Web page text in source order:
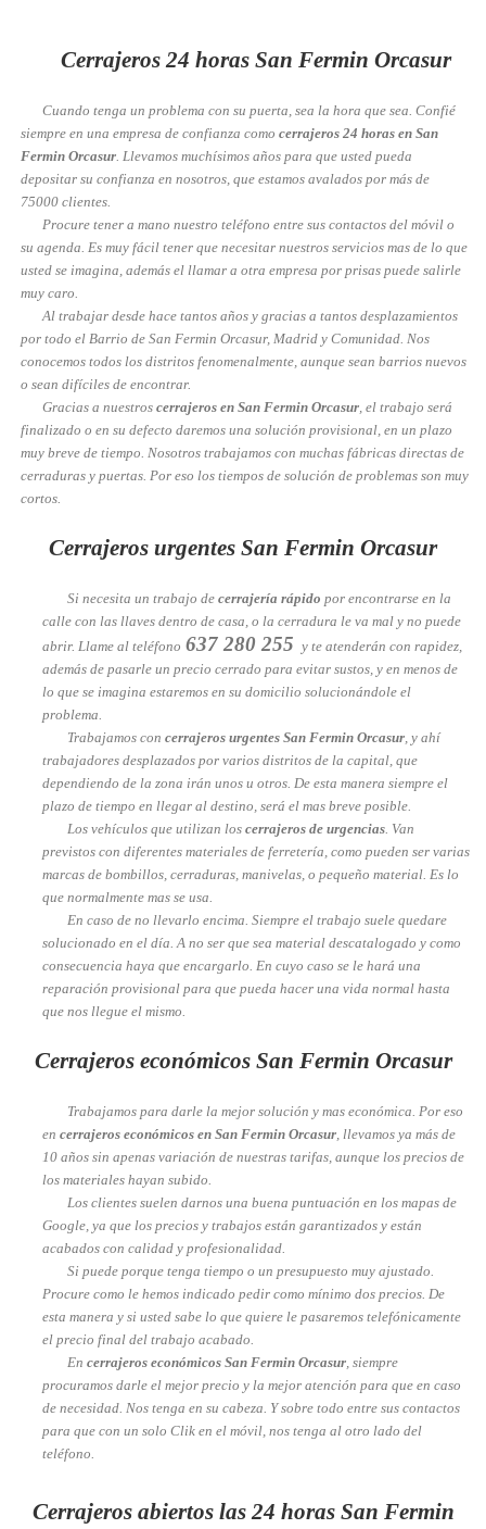
Cerrajeros 24 horas San Fermin Orcasur
Cuando tenga un problema con su puerta, sea la hora que sea. Confié
siempre en una empresa de confianza como cerrajeros 24 horas en San
Fermin Orcasur. Llevamos muchísimos años para que usted pueda
depositar su confianza en nosotros, que estamos avalados por más de
75000 clientes.
Procure tener a mano nuestro teléfono entre sus contactos del móvil o
su agenda. Es muy fácil tener que necesitar nuestros servicios mas de lo que
usted se imagina, además el llamar a otra empresa por prisas puede salirle
muy caro.
Al trabajar desde hace tantos años y gracias a tantos desplazamientos
por todo el Barrio de San Fermin Orcasur, Madrid y Comunidad. Nos
conocemos todos los distritos fenomenalmente, aunque sean barrios nuevos
o sean difíciles de encontrar.
Gracias a nuestros cerrajeros en San Fermin Orcasur, el trabajo será
finalizado o en su defecto daremos una solución provisional, en un plazo
muy breve de tiempo. Nosotros trabajamos con muchas fábricas directas de
cerraduras y puertas. Por eso los tiempos de solución de problemas son muy
cortos.
Cerrajeros urgentes San Fermin Orcasur
Si necesita un trabajo decerrajería rápido por encontrarse en la
calle con las llaves dentro de casa, o la cerradura le va mal y no puede
abrir. Llame al teléfono 637 280 255 y te atenderán con rapidez,
además de pasarle un precio cerrado para evitar sustos, y en menos de
lo que se imagina estaremos en su domicilio solucionándole el
problema.
Trabajamos concerrajeros urgentes San Fermin Orcasur, y ahí
trabajadores desplazados por varios distritos de la capital, que
dependiendo de la zona irán unos u otros. De esta manera siempre el
plazo de tiempo en llegar al destino, será el mas breve posible.
Los vehículos que utilizan loscerrajeros de urgencias. Van
previstos con diferentes materiales de ferretería, como pueden ser varias
marcas de bombillos, cerraduras, manivelas, o pequeño material. Es lo
que normalmente mas se usa.
En caso de no llevarlo encima. Siempre el trabajo suele quedare
solucionado en el día. A no ser que sea material descatalogado y como
consecuencia haya que encargarlo. En cuyo caso se le hará una
reparación provisional para que pueda hacer una vida normal hasta
que nos llegue el mismo.
Cerrajeros económicos San Fermin Orcasur
Trabajamos para darle la mejor solución y mas económica. Por eso
en cerrajeros económicos en San Fermin Orcasur, llevamos ya más de
10 años sin apenas variación de nuestras tarifas, aunque los precios de
los materiales hayan subido.
Los clientes suelen darnos una buena puntuación en los mapas de
Google, ya que los precios y trabajos están garantizados y están
acabados con calidad y profesionalidad.
Si puede porque tenga tiempo o un presupuesto muy ajustado.
Procure como le hemos indicado pedir como mínimo dos precios. De
esta manera y si usted sabe lo que quiere le pasaremos telefónicamente
el precio final del trabajo acabado.
Encerrajeros económicos San Fermin Orcasur, siempre
procuramos darle el mejor precio y la mejor atención para que en caso
de necesidad. Nos tenga en su cabeza. Y sobre todo entre sus contactos
para que con un solo Clik en el móvil, nos tenga al otro lado del
teléfono.
Cerrajeros abiertos las 24 horas San Fermin